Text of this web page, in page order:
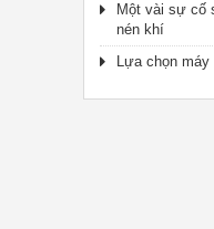
Một vài sự cố
nén khí
Lựa chọn